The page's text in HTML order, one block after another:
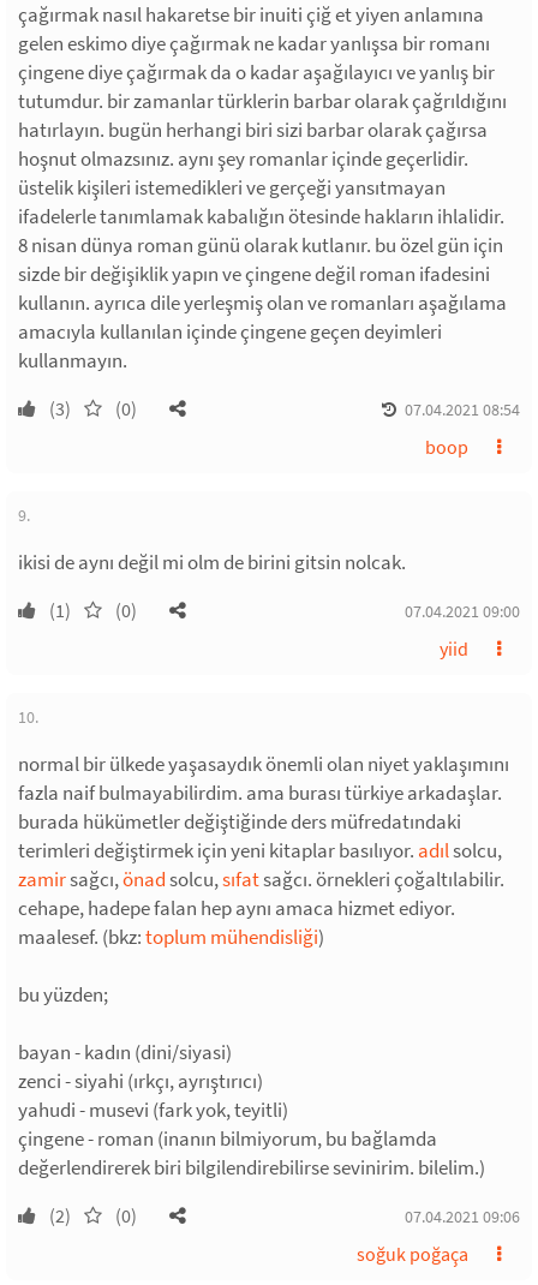
çağırmak nasıl hakaretse bir inuiti çiğ et yiyen anlamına
gelen eskimo diye çağırmak ne kadar yanlışsa bir romanı
çingene diye çağırmak da o kadar aşağılayıcı ve yanlış bir
tutumdur. bir zamanlar türklerin barbar olarak çağrıldığını
hatırlayın. bugün herhangi biri sizi barbar olarak çağırsa
hoşnut olmazsınız. aynı şey romanlar içinde geçerlidir.
üstelik kişileri istemedikleri ve gerçeği yansıtmayan
ifadelerle tanımlamak kabalığın ötesinde hakların ihlalidir.
8 nisan dünya roman günü olarak kutlanır. bu özel gün için
sizde bir değişiklik yapın ve çingene değil roman ifadesini
kullanın. ayrıca dile yerleşmiş olan ve romanları aşağılama
amacıyla kullanılan içinde çingene geçen deyimleri
kullanmayın.
(3) (0) 07.04.2021 08:54
boop
9.
ikisi de aynı değil mi olm de birini gitsin nolcak.
(1) (0) 07.04.2021 09:00
yiid
10.
normal bir ülkede yaşasaydık önemli olan niyet yaklaşımını
fazla naif bulmayabilirdim. ama burası türkiye arkadaşlar.
burada hükümetler değiştiğinde ders müfredatındaki
terimleri değiştirmek için yeni kitaplar basılıyor. adılsolcu,
zamirsağcı,önadsolcu,sıfatsağcı. örnekleri çoğaltılabilir.
cehape, hadepe falan hep aynı amaca hizmet ediyor.
maalesef. (bkz:toplum mühendisliği)
bu yüzden;
bayan - kadın (dini/siyasi)
zenci - siyahi (ırkçı, ayrıştırıcı)
yahudi - musevi (fark yok, teyitli)
çingene - roman (inanın bilmiyorum, bu bağlamda
değerlendirerek biri bilgilendirebilirse sevinirim. bilelim.)
(2) (0) 07.04.2021 09:06
soğuk poğaça